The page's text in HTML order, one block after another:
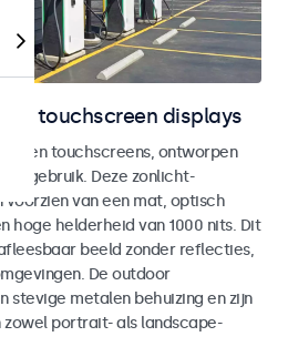
touchscreen displays
en touchscreens, ontworpen
Deze zonlicht-
van een mat, optisch
hoge helderheid van 1000 nits. Dit
beeld zonder reflecties,
De outdoor
stevige metalen behuizing en zijn
portrait- als landscape-